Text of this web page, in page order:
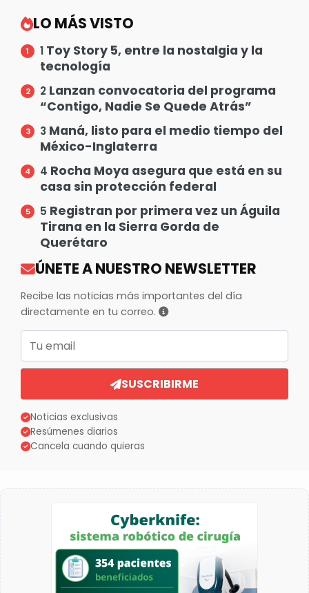
LO MÁS VISTO
1 Toy Story 5, entre la nostalgia y la
tecnología
2 Lanzan convocatoria del programa
“Contigo, Nadie Se Quede Atrás”
3 Maná, listo para el medio tiempo del
México-Inglaterra
4 Rocha Moya asegura que está en su
casa sin protección federal
5 Registran por primera vez un Águila
Tirana en la Sierra Gorda de
Querétaro
ÚNETE A NUESTRO NEWSLETTER
Recibe las noticias más importantes del día
directamente en tu correo.
Correo electrónico
SUSCRIBIRME
Noticias exclusivas
Resúmenes diarios
Cancela cuando quieras